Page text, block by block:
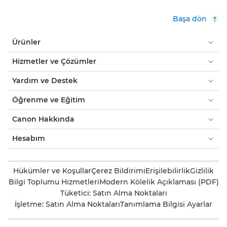
Başa dön
Ürünler
Hizmetler ve Çözümler
Yardım ve Destek
Öğrenme ve Eğitim
Canon Hakkında
Hesabım
Hükümler ve KoşullarÇerez BildirimiErişilebilirlikGizlilik
Bilgi Toplumu HizmetleriModern Kölelik Açıklaması (PDF)
Tüketici: Satın Alma Noktaları
İşletme: Satın Alma NoktalarıTanımlama Bilgisi Ayarlar